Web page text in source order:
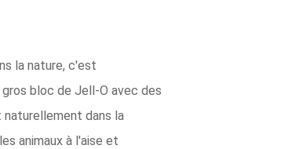
la nature, c'est
bloc de Jell-O avec des
naturellement dans la
animaux à l'aise et